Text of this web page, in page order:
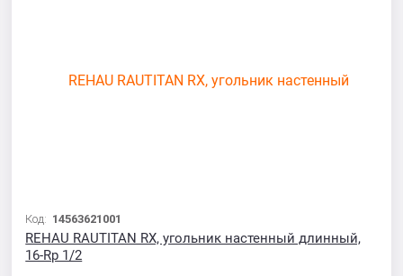
Код: 14563621001
REHAU RAUTITAN RX, угольник настенный длинный,
16-Rp 1/2